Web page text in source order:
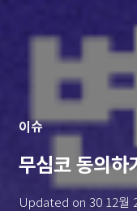
이슈
무심코 동의하
Updated on 30 12월